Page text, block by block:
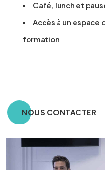
Café, lunch et
Accès à un espace
formation
NOUS CONTACTER